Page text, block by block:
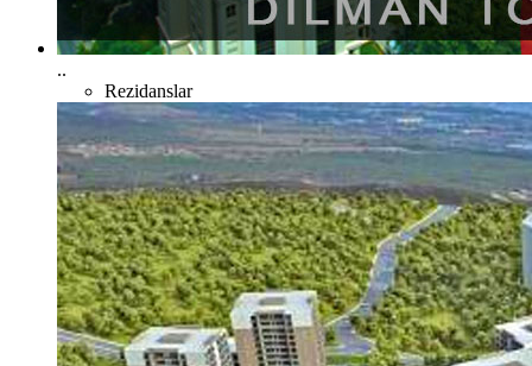
..
Rezidanslar